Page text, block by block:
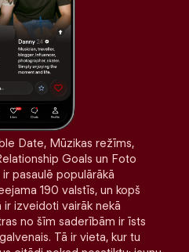
Date, Mūzikas režīms,
Goals un Foto
pasaulē populārākā
190 valstīs, un kopš
ir izveidoti vairāk nekā
no šīm saderībām ir īsts
Tā ir vieta, kur tu